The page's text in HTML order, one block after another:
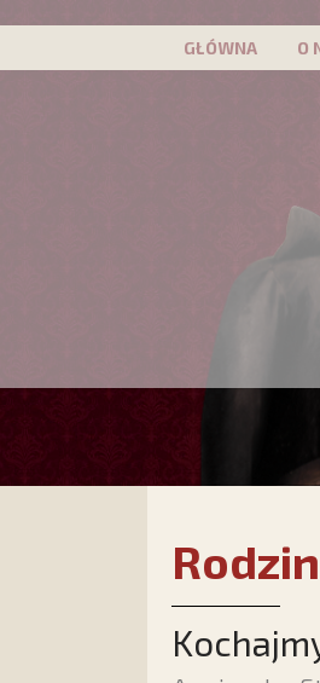
GŁÓWNA O